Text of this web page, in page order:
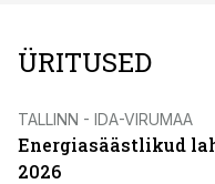
ÜRITUSED
TALLINN - IDA-VIRUMAA
Energiasäästlikud
2026